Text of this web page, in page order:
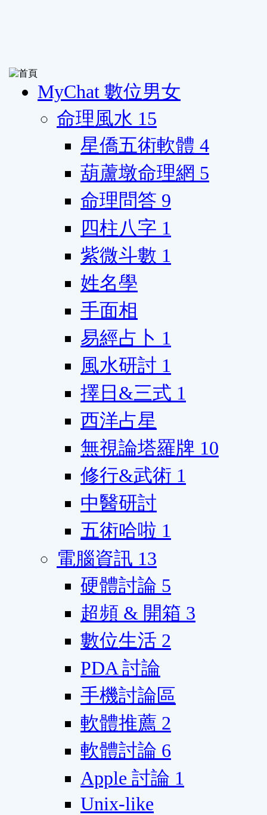
MyChat 數位男女
命理風水 15
星僑五術軟體 4
葫蘆墩命理網 5
命理問答 9
四柱八字 1
紫微斗數 1
姓名學
手面相
易經占卜 1
風水研討 1
擇日&三式 1
西洋占星
無視論塔羅牌 10
修行&武術 1
中醫研討
五術哈啦 1
電腦資訊 13
硬體討論 5
超頻 & 開箱 3
數位生活 2
PDA 討論
手機討論區
軟體推薦 2
軟體討論 6
Apple 討論 1
Unix-like